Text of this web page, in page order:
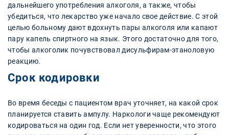
дальнейшего употребления алкоголя, а также, чтобы
убедиться, что лекарство уже начало свое действие. С этой
целью больному дают вдохнуть пары алкоголя или капают
пару капель спиртного на язык. Этого достаточно для того,
чтобы алкоголик почувствовал дисульфирам-этаноловую
реакцию.
Срок кодировки
Во время беседы с пациентом врач уточняет, на какой срок
планируется ставить ампулу. Наркологи чаще рекомендуют
кодироваться на один год. Если нет уверенности, что этого